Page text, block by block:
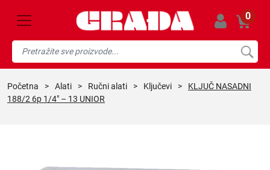
0
početna > alati > ručni alati > ključevi >
KLJUČ NASADNI
188/2 6p 1/4″ – 13 UNIOR